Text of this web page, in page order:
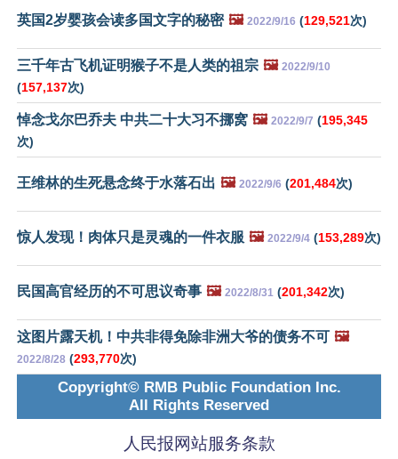
英国2岁婴孩会读多国文字的秘密 🖼️ 2022/9/16 (129,521次)
三千年古飞机证明猴子不是人类的祖宗 🖼️ 2022/9/10
(157,137次)
悼念戈尔巴乔夫 中共二十大习不挪窝 🖼️ 2022/9/7 (195,345
次)
王维林的生死悬念终于水落石出 🖼️ 2022/9/6 (201,484次)
惊人发现！肉体只是灵魂的一件衣服 🖼️ 2022/9/4 (153,289次)
民国高官经历的不可思议奇事 🖼️ 2022/8/31 (201,342次)
这图片露天机！中共非得免除非洲大爷的债务不可 🖼️
2022/8/28 (293,770次)
Copyright© RMB Public Foundation Inc.
All Rights Reserved
人民报网站服务条款